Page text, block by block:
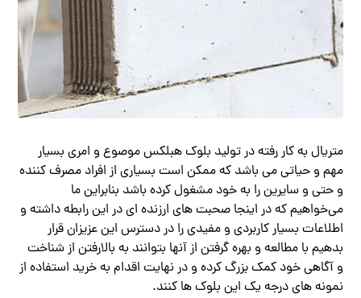
متریال به کار رفته در تولید بلوک هبلکس موصوع و امری بسیار
مهم و حیاتی می باشد که ممکن است بسیاری از افراد مصرف کننده
و حتی و سایرین را به خود مشغول کرده باشد بنابراین ما
می‌خواهیم که در اینجا صحبت های ارزنده ای در این رابطه داشته و
اطلاعات بسیار کاربردی و مفیدی را در دسترس این عزیزان قرار
بدهیم با مطالعه و بهره گرفتن از آنها بتوانند به بالارفتن از شناخت
و آگاهی خود کمک بزرگ کرده و در نهایت اقدام به خرید استفاده از
نمونه های درجه یک این بلوک ها کنند.